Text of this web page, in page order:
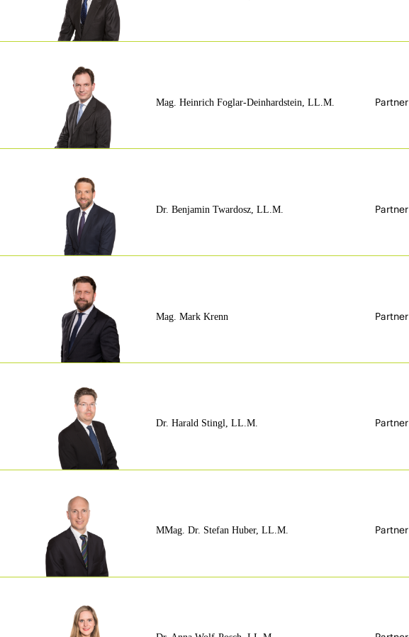
Mag. Heinrich Foglar-Deinhardstein, LL.M. Partner
Dr. Benjamin Twardosz, LL.M. Partner
Mag. Mark Krenn Partner
Dr. Harald Stingl, LL.M. Partner
MMag. Dr. Stefan Huber, LL.M. Partner